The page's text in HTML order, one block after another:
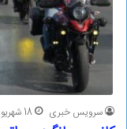
سرویس خبری 18 شهریور 1402